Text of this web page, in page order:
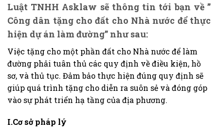
Luật TNHH Asklaw sẽ thông tin tới bạn về”
Công dân tặng cho đất cho Nhà nước để thực
hiện dự án làm đường” như sau:
Việc tặng cho một phần đất cho Nhà nước để làm
đường phải tuân thủ các quy định về điều kiện, hồ
sơ, và thủ tục. Đảm bảo thực hiện đúng quy định sẽ
giúp quá trình tặng cho diễn ra suôn sẻ và đóng góp
vào sự phát triển hạ tầng của địa phương.
I.Cơ sở pháp lý